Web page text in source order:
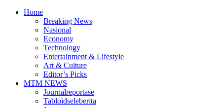
Home
Breaking News
Nasional
Economy
Technology
Entertainment & Lifestyle
Art & Culture
Editor’s Picks
MTM NEWS
Journalreportase
Tabloidseleberita